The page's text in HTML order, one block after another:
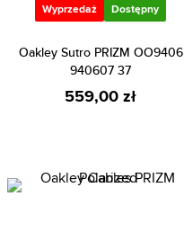
Wyprzedaż Dostępny
Oakley Sutro PRIZM OO9406
940607 37
559,00 zł